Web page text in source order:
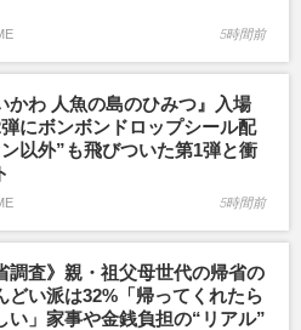
5時間前
かわ 人魚の島のひみつ』入場
にボンボンドロップシール配
以外”も飛びついた第1弾と衝
5時間前
調査》親・祖父母世代の帰省の
どい派は32%「帰ってくれたら
い」家事や金銭負担の“リアル”